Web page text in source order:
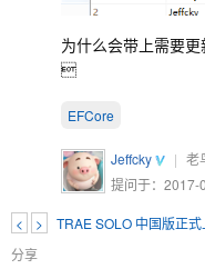
为什么会带上需要

EFCore
Jeffcky | 老
提问于：2017-
< >
TRAE SOLO 中国版正
分享